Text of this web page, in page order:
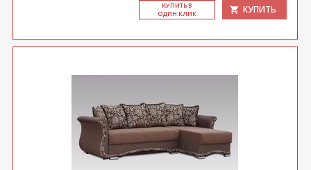
КУ­ПИТЬ В
ОДИН КЛИК
КУПИТЬ